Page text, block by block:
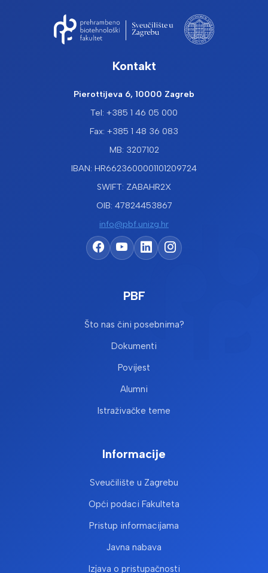
Kontakt
Pierottijeva 6, 10000 Zagreb
Tel: +385 1 46 05 000
Fax: +385 1 48 36 083
MB: 3207102
IBAN: HR6623600001101209724
SWIFT: ZABAHR2X
OIB: 47824453867
info@pbf.unizg.hr
PBF
Što nas čini posebnima?
Dokumenti
Povijest
Alumni
Istraživačke teme
Informacije
Sveučilište u Zagrebu
Opći podaci Fakulteta
Pristup informacijama
Javna nabava
Izjava o pristupačnosti